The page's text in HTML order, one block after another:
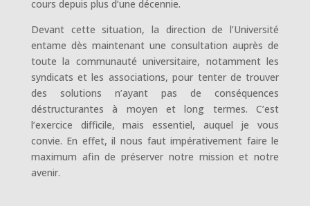
cours depuis plus d’une décennie.
Devant cette situation, la direction de l’Université
entame dès maintenant une consultation auprès de
toute la communauté universitaire, notamment les
syndicats et les associations, pour tenter de trouver
des solutions n’ayant pas de conséquences
déstructurantes à moyen et long termes. C’est
l’exercice difficile, mais essentiel, auquel je vous
convie. En effet, il nous faut impérativement faire le
maximum afin de préserver notre mission et notre
avenir.